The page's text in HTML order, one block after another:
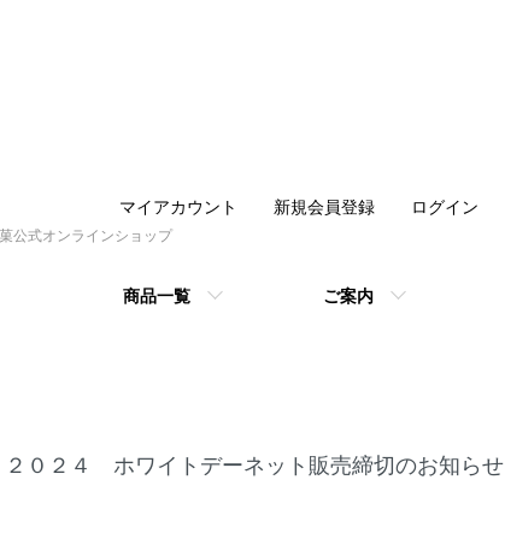
公式オンラインショップ
商品一覧 ご案内
マイアカウント 新規会員登録 ログイン
２０２４ ホワイトデーネット販売締切のお知らせ